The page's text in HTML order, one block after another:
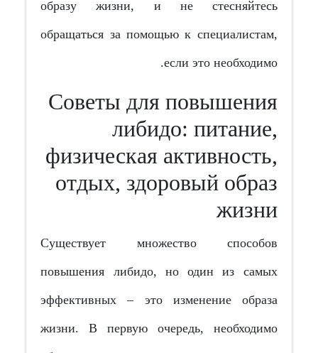
образу жизни, и не стесняйтесь
обращаться за помощью к специалистам,
если это необходимо.
Советы для повышения
либидо: питание,
физическая активность,
отдых, здоровый образ
жизни
Существует множество способов
повышения либидо, но один из самых
эффективных – это изменение образа
жизни. В первую очередь, необходимо